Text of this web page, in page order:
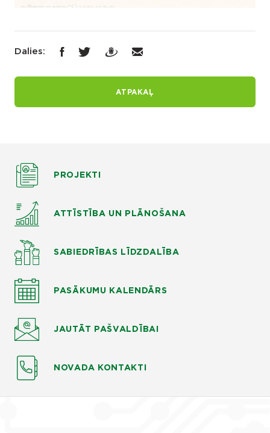
Dalies:
ATPAKAĻ
PROJEKTI
ATTĪSTĪBA UN PLĀNOŠANA
SABIEDRĪBAS LĪDZDALĪBA
PASĀKUMU KALENDĀRS
JAUTĀT PAŠVALDĪBAI
NOVADA KONTAKTI